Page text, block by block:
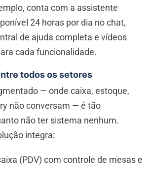
conta com a assistente
24 horas por dia no chat,
de ajuda completa e vídeos
cada funcionalidade.
todos os setores
— onde caixa, estoque,
não conversam — é tão
não ter sistema nenhum.
integra:
(PDV) com controle de mesas e